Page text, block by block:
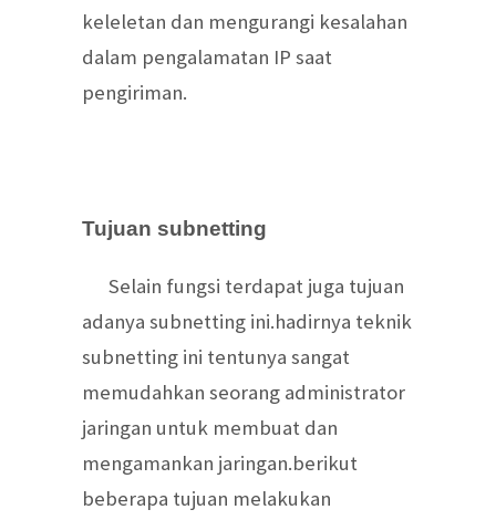
keleletan dan mengurangi kesalahan
dalam pengalamatan IP saat
pengiriman.
Tujuan subnetting
Selain fungsi terdapat juga tujuan
adanya subnetting ini.hadirnya teknik
subnetting ini tentunya sangat
memudahkan seorang administrator
jaringan untuk membuat dan
mengamankan jaringan.berikut
beberapa tujuan melakukan